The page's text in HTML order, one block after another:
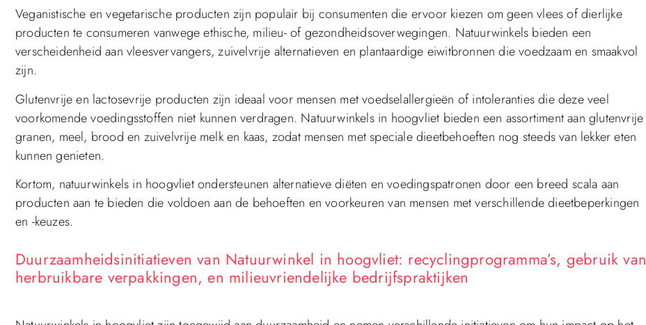
Veganistische en vegetarische producten zijn populair bij consumenten die ervoor kiezen om geen vlees of dierlijke
producten te consumeren vanwege ethische, milieu- of gezondheidsoverwegingen. Natuurwinkels bieden een
verscheidenheid aan vleesvervangers, zuivelvrije alternatieven en plantaardige eiwitbronnen die voedzaam en smaakvol
zijn.
Glutenvrije en lactosevrije producten zijn ideaal voor mensen met voedselallergieën of intoleranties die deze veel
voorkomende voedingsstoffen niet kunnen verdragen. Natuurwinkels in hoogvliet bieden een assortiment aan glutenvrije
granen, meel, brood en zuivelvrije melk en kaas, zodat mensen met speciale dieetbehoeften nog steeds van lekker eten
kunnen genieten.
Kortom, natuurwinkels in hoogvliet ondersteunen alternatieve diëten en voedingspatronen door een breed scala aan
producten aan te bieden die voldoen aan de behoeften en voorkeuren van mensen met verschillende dieetbeperkingen
en -keuzes.
Duurzaamheidsinitiatieven van Natuurwinkel in hoogvliet: recyclingprogramma’s, gebruik van
herbruikbare verpakkingen, en milieuvriendelijke bedrijfspraktijken